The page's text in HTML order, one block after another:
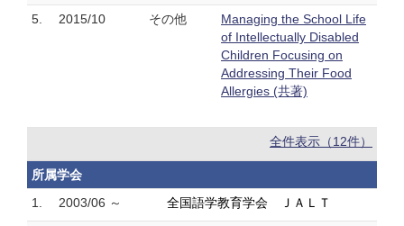
5. 2015/10 その他
Managing the School Life
of Intellectually Disabled
Children Focusing on
Addressing Their Food
Allergies (共著)
全件表示（12件）
所属学会
1.
2003/06 ～ 全国語学教育学会 ＪＡＬＴ